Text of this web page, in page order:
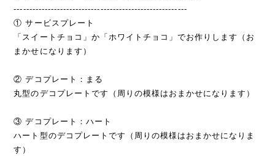
--------------------------------------------------------
① サービスプレート
「スイートチョコ」か「ホワイトチョコ」でお作りします（お
まかせになります）
② デコプレート：まる
丸型のデコプレートです（周りの模様はおまかせになります）
③ デコプレート：ハート
ハート型のデコプレートです（周りの模様はおまかせになりま
す）